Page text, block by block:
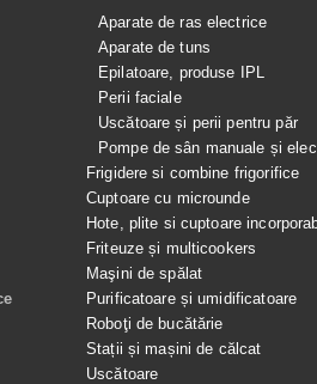
Aparate de ras electrice
Aparate de tuns
Epilatoare, produse IPL
Perii faciale
Uscătoare și perii pentru păr
Pompe de sân manuale și
Frigidere si combine frigorifice
Cuptoare cu microunde
Hote, plite si cuptoare
Friteuze și multicookers
Maşini de spălat
Purificatoare și umidificatoare
Roboţi de bucătărie
Stații și mașini de călcat
Uscătoare